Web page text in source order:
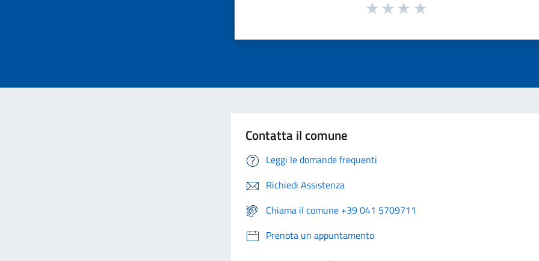
Contatta il comune
Leggi le domande frequenti
Richiedi Assistenza
Chiama il comune +39 041 5709711
Prenota un appuntamento